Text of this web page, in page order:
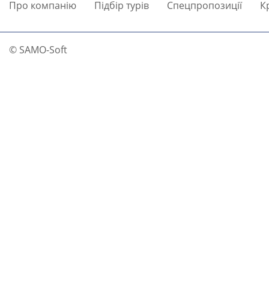
Про компанію Підбір турів Спецпропозиції
© SAMO-Soft